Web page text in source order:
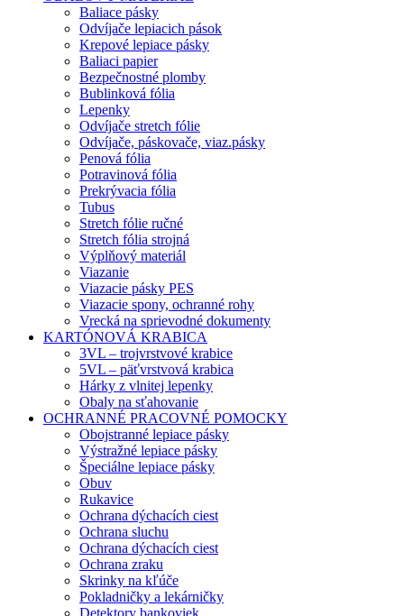
Baliace pásky
Odvíjače lepiacich pások
Krepové lepiace pásky
Baliaci papier
Bezpečnostné plomby
Bublinková fólia
Lepenky
Odvíjače stretch fólie
Odvíjače, páskovače, viaz.pásky
Penová fólia
Potravinová fólia
Prekrývacia fólia
Tubus
Stretch fólie ručné
Stretch fólia strojná
Výplňový materiál
Viazanie
Viazacie pásky PES
Viazacie spony, ochranné rohy
Vrecká na sprievodné dokumenty
KARTÓNOVÁ KRABICA
3VL – trojvrstvové krabice
5VL – päťvrstvová krabica
Hárky z vlnitej lepenky
Obaly na sťahovanie
OCHRANNÉ PRACOVNÉ POMOCKY
Obojstranné lepiace pásky
Výstražné lepiace pásky
Špeciálne lepiace pásky
Obuv
Rukavice
Ochrana dýchacích ciest
Ochrana sluchu
Ochrana dýchacích ciest
Ochrana zraku
Skrinky na kľúče
Pokladničky a lekárničky
Detektory bankoviek